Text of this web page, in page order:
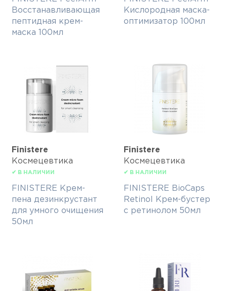
Восcтанавливающая
пептидная крем-
маска 100мл
Кислородная маска-
оптимизатор 100мл
Finisterе
Космецевтика
✔ В НАЛИЧИИ
FINISTERE Крем-
пена дезинкрустант
для умного очищения
50мл
Finisterе
Космецевтика
✔ В НАЛИЧИИ
FINISTERE BioCaps
Retinol Крем-бустер
с ретинолом 50мл